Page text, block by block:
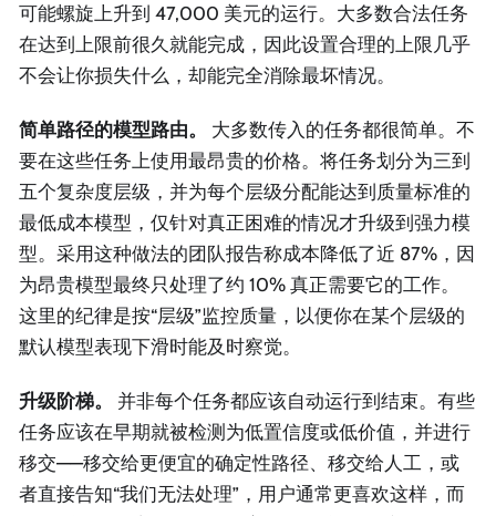
可能螺旋上升到 47,000 美元的运行。大多数合法任务
在达到上限前很久就能完成，因此设置合理的上限几乎
不会让你损失什么，却能完全消除最坏情况。
简单路径的模型路由。
大多数传入的任务都很简单。不
要在这些任务上使用最昂贵的价格。将任务划分为三到
五个复杂度层级，并为每个层级分配能达到质量标准的
最低成本模型，仅针对真正困难的情况才升级到强力模
型。采用这种做法的团队报告称成本降低了近 87%，因
为昂贵模型最终只处理了约 10% 真正需要它的工作。
这里的纪律是按“层级”监控质量，以便你在某个层级的
默认模型表现下滑时能及时察觉。
升级阶梯。
并非每个任务都应该自动运行到结束。有些
任务应该在早期就被检测为低置信度或低价值，并进行
移交——移交给更便宜的确定性路径、移交给人工，或
者直接告知“我们无法处理”，用户通常更喜欢这样，而